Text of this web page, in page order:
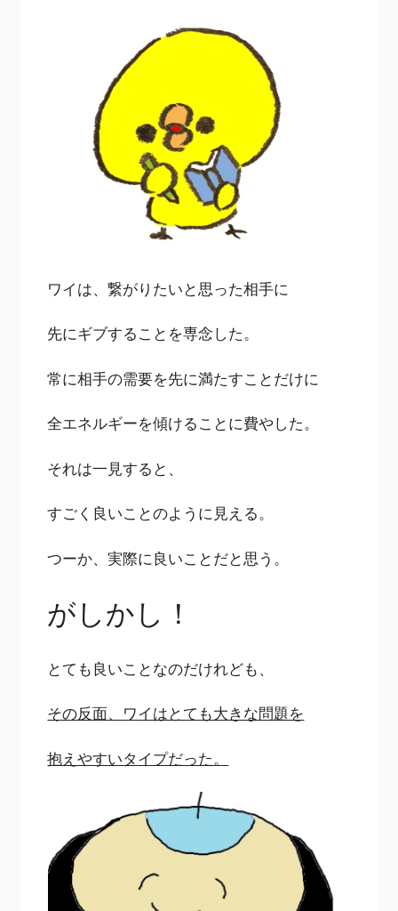
ワイは、繋がりたいと思った相手に
先にギブすることを専念した。
常に相手の需要を先に満たすことだけに
全エネルギーを傾けることに費やした。
それは一見すると、
すごく良いことのように見える。
つーか、実際に良いことだと思う。
がしかし！
とても良いことなのだけれども、
その反面、ワイはとても大きな問題を
抱えやすいタイプだった。